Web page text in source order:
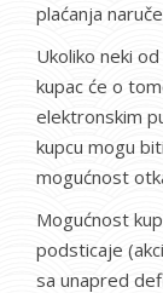
plaćanja
Ukoliko neki
kupac će o
elektronskim
kupcu mogu
mogućnost
Mogućnost
podsticaje
sa unapred